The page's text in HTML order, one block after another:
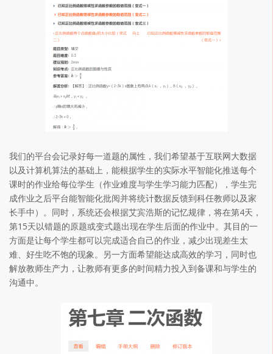
我们的平台会记录好每一道题的属性，我们希望基于互联网大数据
以及计算机算法的基础上，能根据学生的实际水平智能化推送每个
课时的作业给每位学生（作业难度与学生学习能力匹配），学生完
成作业之后平台能智能化批阅并将统计数据反馈到科任教师以及家
长手中）。同时，系统还会根据艾宾浩斯的记忆规律，将在第4天，
第15天以错题的原题或变式题出现在学生后面的作业中。其目的一
方面是让每个学生都可以完成适合自己的作业，减少出现差生太
难、好生吃不饱的现象。另一方面希望能达成高效的学习，同时也
解放教师生产力，让教师有更多的时间精力投入到备课和与学生的
沟通中。